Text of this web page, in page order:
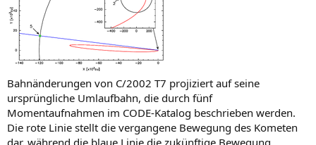
Bahnänderungen von C/2002 T7 projiziert auf seine
ursprüngliche Umlaufbahn, die durch fünf
Momentaufnahmen im CODE-Katalog beschrieben werden.
Die rote Linie stellt die vergangene Bewegung des Kometen
dar, während die blaue Linie die zukünftige Bewegung